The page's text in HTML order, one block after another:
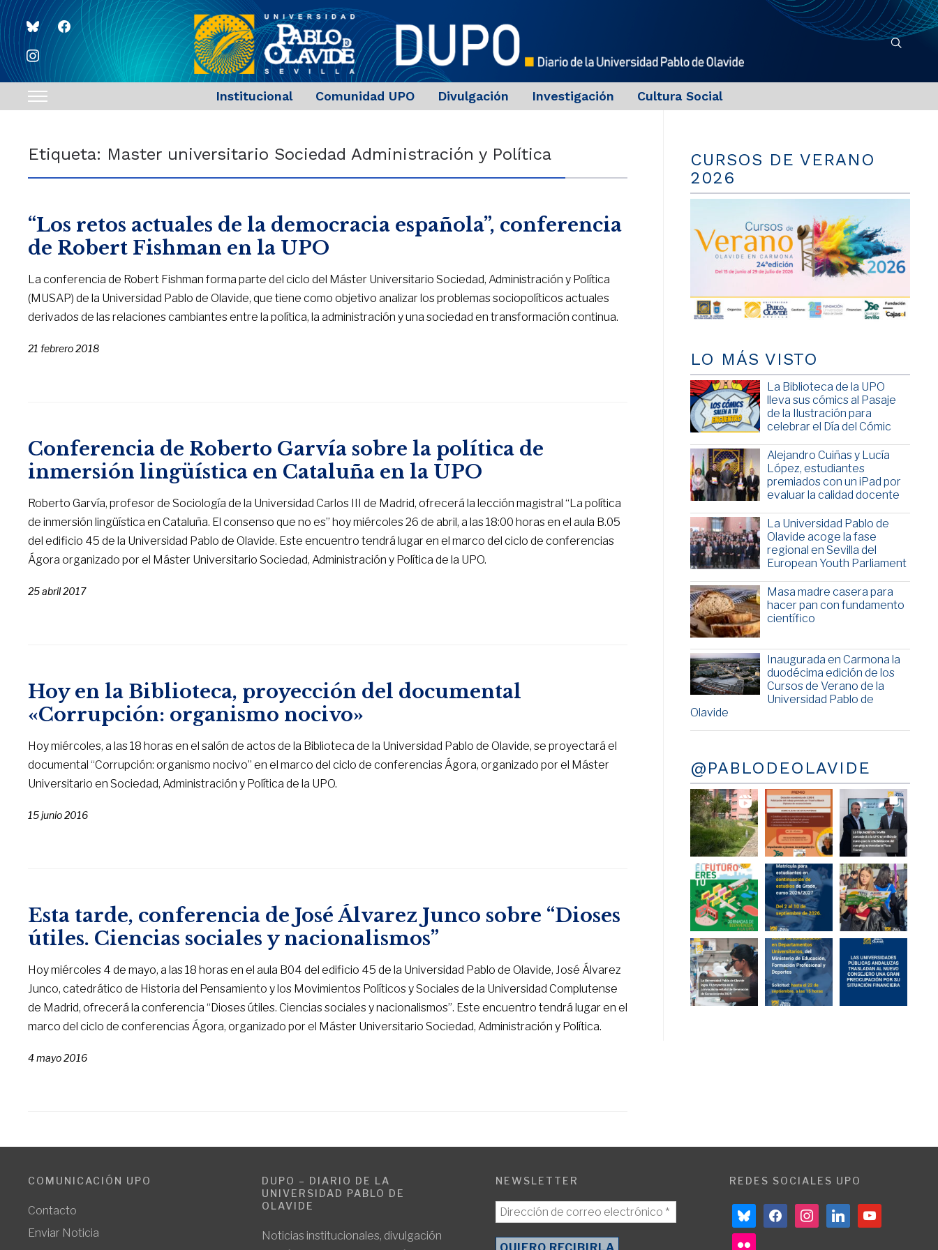
blueskyfacebook
instagram
Toggle
navigation
Institucional Comunidad UPO Divulgación Investigación Cultura Social
Etiqueta: Master universitario Sociedad Administración y Política
“Los retos actuales de la democracia española”, conferencia
de Robert Fishman en la UPO
La conferencia de Robert Fishman forma parte del ciclo del Máster Universitario Sociedad, Administración y Política
(MUSAP) de la Universidad Pablo de Olavide, que tiene como objetivo analizar los problemas sociopolíticos actuales
derivados de las relaciones cambiantes entre la política, la administración y una sociedad en transformación continua.
21 febrero 2018
Conferencia de Roberto Garvía sobre la política de
inmersión lingüística en Cataluña en la UPO
Roberto Garvía, profesor de Sociología de la Universidad Carlos III de Madrid, ofrecerá la lección magistral “La política
de inmersión lingüística en Cataluña. El consenso que no es” hoy miércoles 26 de abril, a las 18:00 horas en el aula B.05
del edificio 45 de la Universidad Pablo de Olavide. Este encuentro tendrá lugar en el marco del ciclo de conferencias
Ágora organizado por el Máster Universitario Sociedad, Administración y Política de la UPO.
25 abril 2017
Hoy en la Biblioteca, proyección del documental
«Corrupción: organismo nocivo»
Hoy miércoles, a las 18 horas en el salón de actos de la Biblioteca de la Universidad Pablo de Olavide, se proyectará el
documental “Corrupción: organismo nocivo” en el marco del ciclo de conferencias Ágora, organizado por el Máster
Universitario en Sociedad, Administración y Política de la UPO.
15 junio 2016
Esta tarde, conferencia de José Álvarez Junco sobre “Dioses
útiles. Ciencias sociales y nacionalismos”
Hoy miércoles 4 de mayo, a las 18 horas en el aula B04 del edificio 45 de la Universidad Pablo de Olavide, José Álvarez
Junco, catedrático de Historia del Pensamiento y los Movimientos Políticos y Sociales de la Universidad Complutense
de Madrid, ofrecerá la conferencia “Dioses útiles. Ciencias sociales y nacionalismos”. Este encuentro tendrá lugar en el
marco del ciclo de conferencias Ágora, organizado por el Máster Universitario Sociedad, Administración y Política.
4 mayo 2016
CURSOS DE VERANO
2026
LO MÁS VISTO
La Biblioteca de la UPO
lleva sus cómics al Pasaje
de la Ilustración para
celebrar el Día del Cómic
Alejandro Cuiñas y Lucía
López, estudiantes
premiados con un iPad por
evaluar la calidad docente
La Universidad Pablo de
Olavide acoge la fase
regional en Sevilla del
European Youth Parliament
Masa madre casera para
hacer pan con fundamento
científico
Inaugurada en Carmona la
duodécima edición de los
Cursos de Verano de la
Universidad Pablo de
Olavide
@PABLODEOLAVIDE
COMUNICACIÓN UPO
Contacto
Enviar Noticia
DUPO – DIARIO DE LA
UNIVERSIDAD PABLO DE
OLAVIDE
Noticias institucionales, divulgación
NEWSLETTER REDES SOCIALES UPO
blueskyfacebookinstagramlinkedin youtube
flickr